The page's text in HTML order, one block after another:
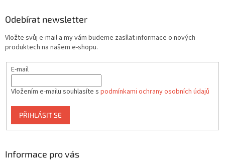
r
v
y
p
Odebírat newsletter
Vložte svůj e-mail a my vám budeme zasílat informace o nových
produktech na našem e-shopu.
E-mail
Vložením e-mailu souhlasíte s podmínkami ochrany osobních údajů
PŘIHLÁSIT SE
Informace pro vás